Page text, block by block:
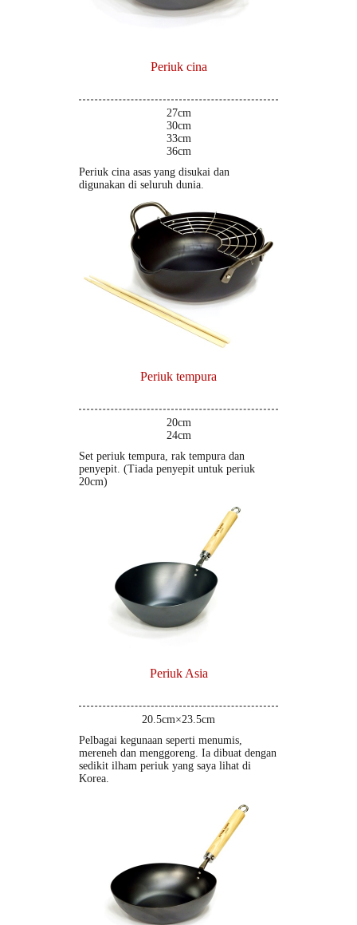
Periuk cina
27cm
30cm
33cm
36cm
Periuk cina asas yang disukai dan
digunakan di seluruh dunia.
Periuk tempura
20cm
24cm
Set periuk tempura, rak tempura dan
penyepit. (Tiada penyepit untuk periuk
20cm)
Periuk Asia
20.5cm×23.5cm
Pelbagai kegunaan seperti menumis,
mereneh dan menggoreng. Ia dibuat dengan
sedikit ilham periuk yang saya lihat di
Korea.